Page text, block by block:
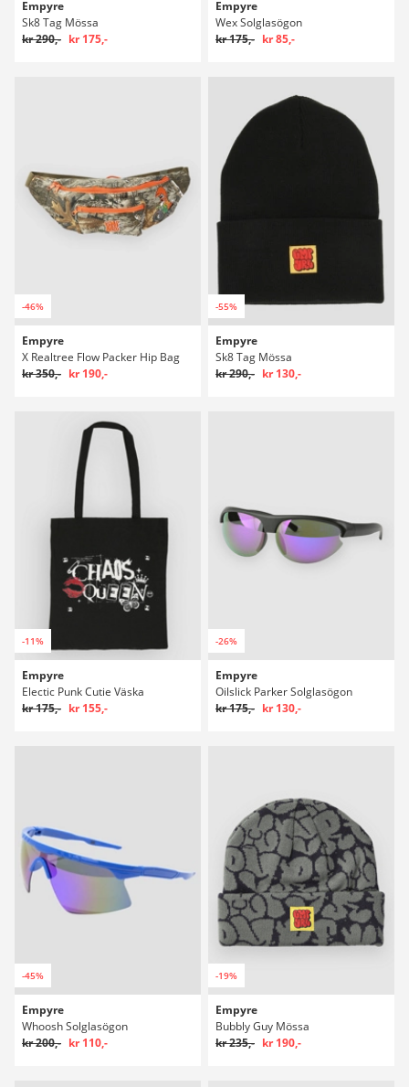
Empyre
Sk8 Tag Mössa
kr 290,- kr 175,-
Empyre
Wex Solglasögon
kr 175,- kr 85,-
-46%
Empyre
X Realtree Flow Packer Hip Bag
kr 350,- kr 190,-
-55%
Empyre
Sk8 Tag Mössa
kr 290,- kr 130,-
-11%
Empyre
Electic Punk Cutie Väska
kr 175,- kr 155,-
-26%
Empyre
Oilslick Parker Solglasögon
kr 175,- kr 130,-
-45%
Empyre
Whoosh Solglasögon
kr 200,- kr 110,-
-19%
Empyre
Bubbly Guy Mössa
kr 235,- kr 190,-